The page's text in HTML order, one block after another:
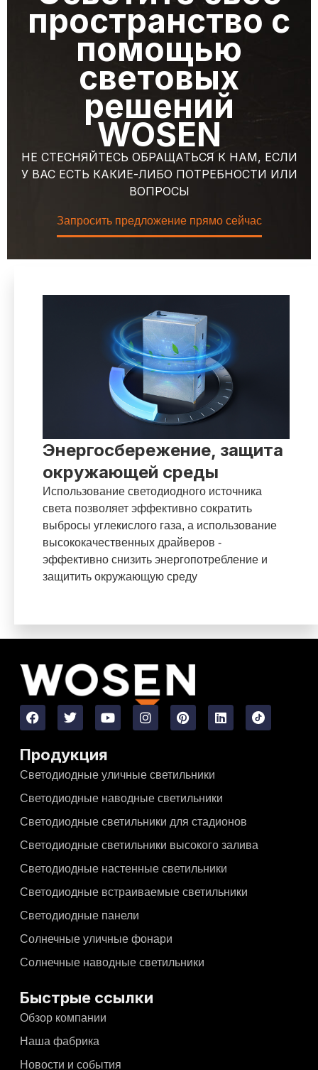
пространство с
помощью
световых
решений
WOSEN
НЕ СТЕСНЯЙТЕСЬ ОБРАЩАТЬСЯ К НАМ, ЕСЛИ
У ВАС ЕСТЬ КАКИЕ-ЛИБО ПОТРЕБНОСТИ ИЛИ
ВОПРОСЫ
Запросить предложение прямо сейчас
Энергосбережение, защита
окружающей среды
Использование светодиодного источника
света позволяет эффективно сократить
выбросы углекислого газа, а использование
высококачественных драйверов -
эффективно снизить энергопотребление и
защитить окружающую среду
Продукция
Светодиодные уличные светильники
Светодиодные наводные светильники
Светодиодные светильники для стадионов
Светодиодные светильники высокого залива
Светодиодные настенные светильники
Светодиодные встраиваемые светильники
Светодиодные панели
Солнечные уличные фонари
Солнечные наводные светильники
Быстрые ссылки
Обзор компании
Наша фабрика
Новости и события